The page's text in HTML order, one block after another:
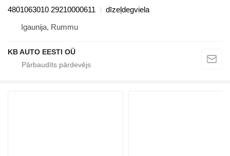
4801063010 29210000611
dīzeļdegviela
Igaunija, Rummu
KB AUTO EESTI OÜ